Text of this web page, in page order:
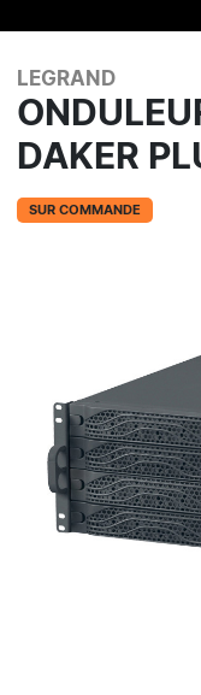
LEGRAND
DAKER
SUR COMMANDE